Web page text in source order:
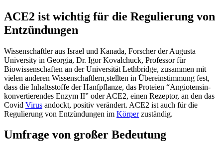
ACE2 ist wichtig für die Regulierung von
Entzündungen
Wissenschaftler aus Israel und Kanada, Forscher der Augusta
University in Georgia, Dr. Igor Kovalchuck, Professor für
Biowissenschaften an der Universität Lethbridge, zusammen mit
vielen anderen Wissenschaftlern,stellten in Übereinstimmung fest,
dass die Inhaltsstoffe der Hanfpflanze, das Proteien “Angiotensin-
konvertierendes Enzym II” oder ACE2, einen Rezeptor, an den das
Covid Virus andockt, positiv verändert. ACE2 ist auch für die
Regulierung von Entzündungen im Körperzuständig.
Umfrage von großer Bedeutung